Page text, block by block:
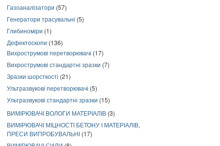
Газоаналізатори (57)
Генератори трасувальні (5)
Глибиноміри (1)
Дефектоскопи (136)
Вихрострумові перетворювачі (17)
Вихрострумові стандартні зразки (7)
Зразки шорсткості (21)
Ультразвукові перетворювачі (5)
Ультразвукові стандартні зразки (15)
ВИМІРЮВАЧІ ВОЛОГИ МАТЕРІАЛІВ (3)
ВИМІРЮВАЧІ МІЦНОСТІ БЕТОНУ І МАТЕРІАЛІВ,
ПРЕСИ ВИПРОБУВАЛЬНІ (17)